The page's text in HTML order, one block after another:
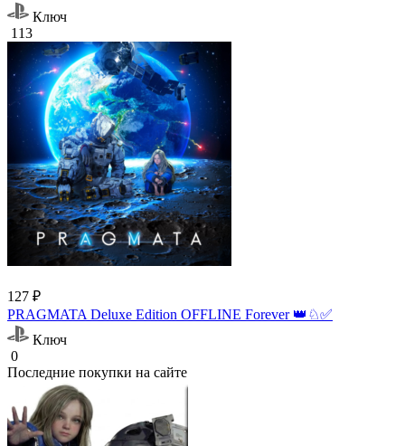
Ключ
113
127 ₽
PRAGMATA Deluxe Edition OFFLINE Forever 👑♘✅
Ключ
0
Последние покупки на сайте